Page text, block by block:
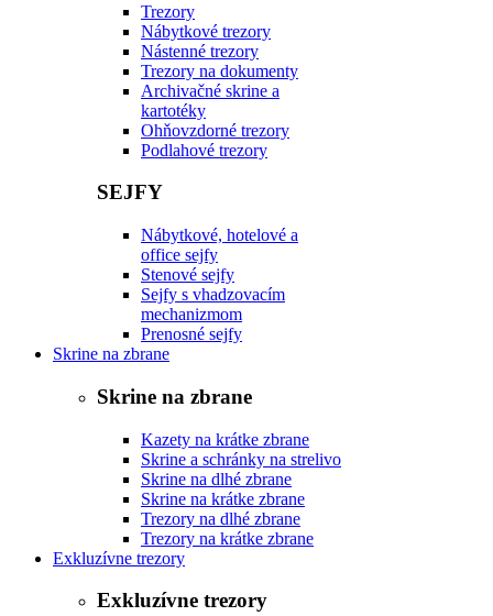
Trezory
Nábytkové trezory
Nástenné trezory
Trezory na dokumenty
Archivačné skrine a
kartotéky
Ohňovzdorné trezory
Podlahové trezory
SEJFY
Nábytkové, hotelové a
office sejfy
Stenové sejfy
Sejfy s vhadzovacím
mechanizmom
Prenosné sejfy
Skrine na zbrane
Skrine na zbrane
Kazety na krátke zbrane
Skrine a schránky na strelivo
Skrine na dlhé zbrane
Skrine na krátke zbrane
Trezory na dlhé zbrane
Trezory na krátke zbrane
Exkluzívne trezory
Exkluzívne trezory